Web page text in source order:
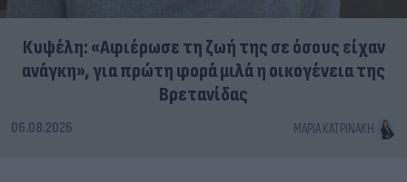
Κυψέλη: «Αφιέρωσε τη ζωή της σε όσους είχαν
ανάγκη», για πρώτη φορά μιλά η οικογένεια της
Βρετανίδας
06.08.2026 ΜΑΡΊΑ ΚΑΤΡΙΝΆΚΗ